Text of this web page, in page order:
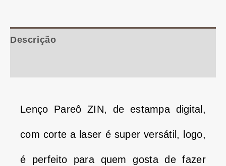
Descrição
Lenço Pareô ZIN, de estampa digital,
com corte a laser é super versátil, logo,
é perfeito para quem gosta de fazer